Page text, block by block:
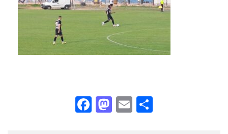
Facebook
Mastodon
Email